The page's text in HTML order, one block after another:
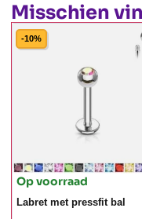
Misschien
-10%
Op voorraad
Labret met pressfit bal